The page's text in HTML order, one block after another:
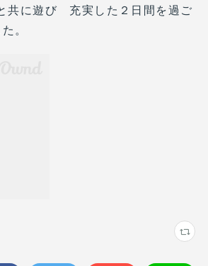
共に遊び 充実した２日間を過ご
。